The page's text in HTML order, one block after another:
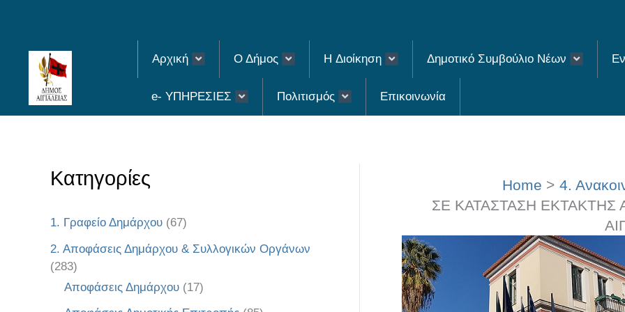
content
Αρχική Ο Δήμος H Διοίκηση Δημοτικό Συμβούλιο Νέων
e- ΥΠΗΡΕΣΙΕΣ Πολιτισμός Επικοινωνία
Κατηγορίες
1. Γραφείο Δημάρχου (67)
2. Αποφάσεις Δημάρχου & Συλλογικών Οργάνων
(283)
Αποφάσεις Δημάρχου (17)
Home 4.
ΣΕ ΚΑΤΑΣΤΑΣΗ ΕΚΤΑΚΤΗΣ